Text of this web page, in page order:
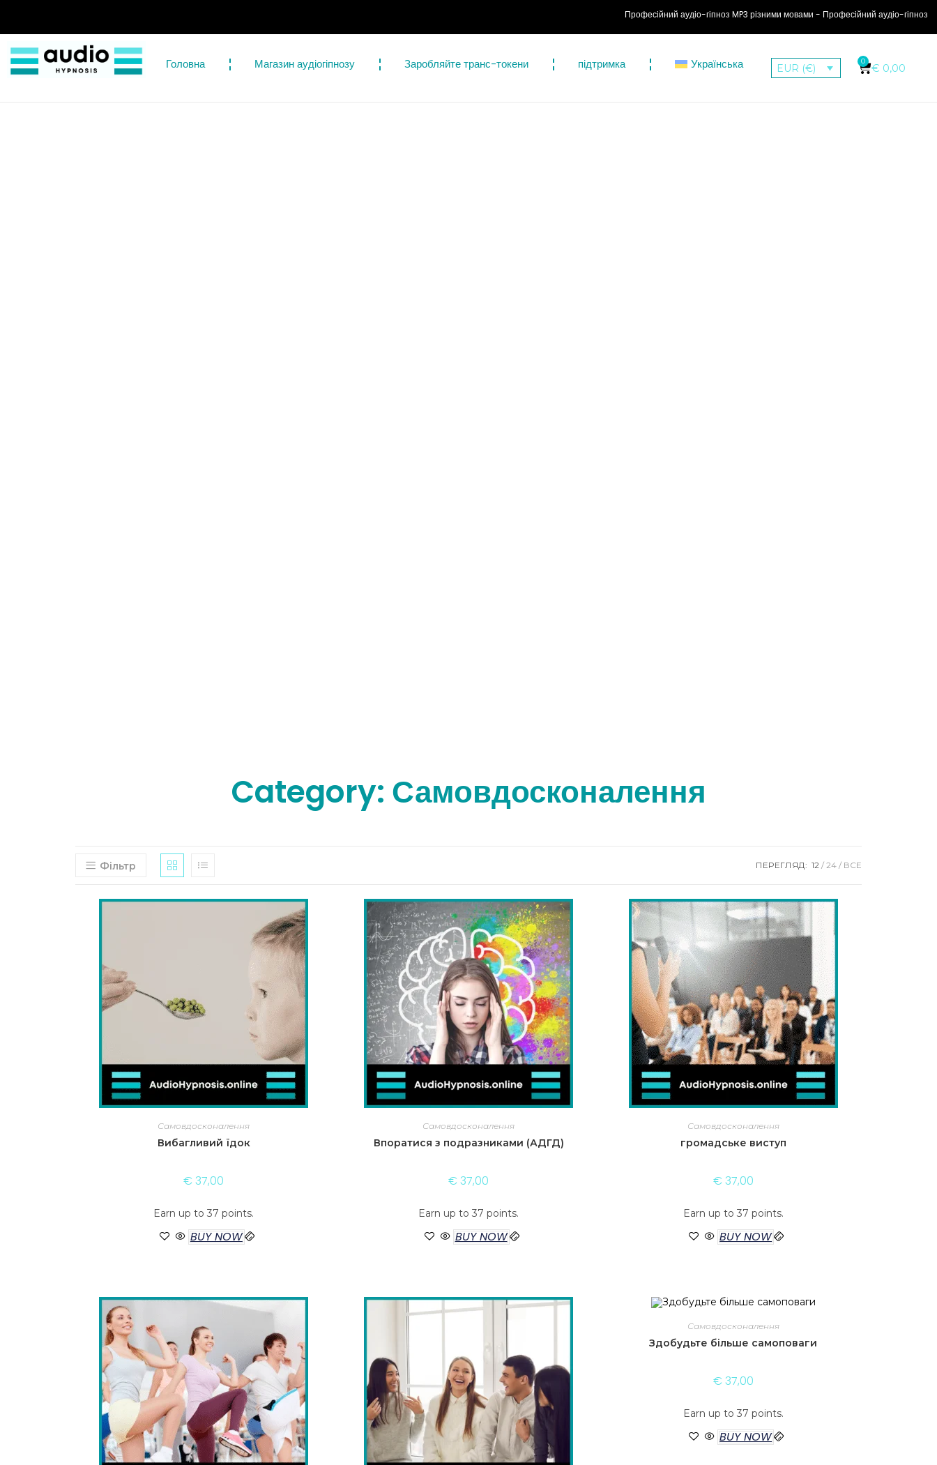
Професійний аудіо-гіпноз MP3 різними мовами - Професійний аудіо-гіпноз MP3 у
Головна Магазин аудіогіпнозу Заробляйте транс-токени підтримка Українська EUR (€) € 0,00
0
Category: Самовдосконалення
Фільтр ПЕРЕГЛЯД: 12 24 ВСЕ
Самовдосконалення
Вибагливий їдок
€37,00
Earn up to 37 points.
BUY NOW
Самовдосконалення
Впоратися з подразниками (АДГД)
€37,00
Earn up to 37 points.
BUY NOW
Самовдосконалення
громадське виступ
€37,00
Earn up to 37 points.
BUY NOW
Самовдосконалення
Здобудьте більше самоповаги
€37,00
Earn up to 37 points.
BUY NOW